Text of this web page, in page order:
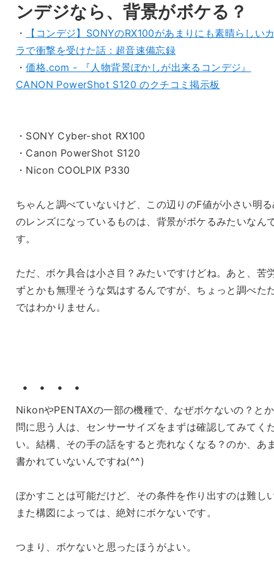
ンデジなら、背景がボケる？
・
【コンデジ】SONYのRX100があまりにも素晴らしい
ラで衝撃を受けた話 : 超音速備忘録
・価格.com - 『人物背景ぼかしが出来るコンデジ』
CANON PowerShot S120 のクチコミ掲示板
・SONY Cyber-shot RX100
・Canon PowerShot S120
・Nicon COOLPIX P330
ちゃんと調べていないけど、この辺りのF値が小さい明
のレンズになっているものは、背景がボケるみたいなん
す。
ただ、ボケ具合は小さ目？みたいですけどね。あと、苦
ずとかも無理そうな気はするんですが、ちょっと調べた
ではわかりません。
・・・・
NikonやPENTAXの一部の機種で、なぜボケないの？と
問に思う人は、センサーサイズをまずは確認してみてく
い。結構、その手の話をすると売れなくなる？のか、あ
書かれていないんですね(^^)
ぼかすことは可能だけど、その条件を作り出すのは難し
また構図によっては、絶対にボケないです。
つまり、ボケないと思ったほうがよい。